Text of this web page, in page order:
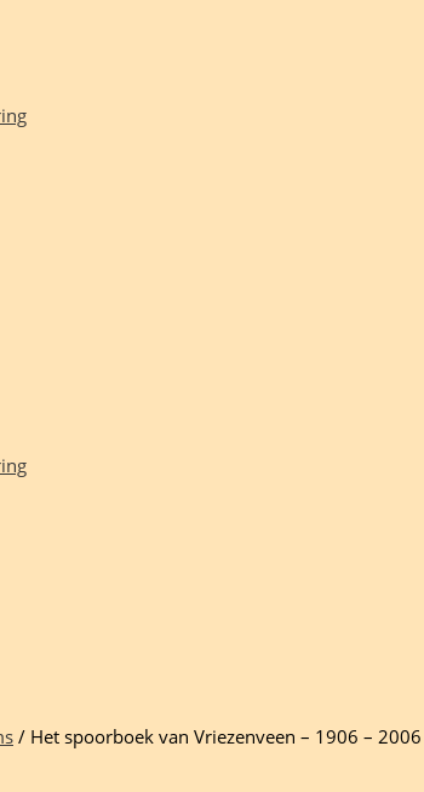
/ Het spoorboek van Vriezenveen – 1906 – 2006